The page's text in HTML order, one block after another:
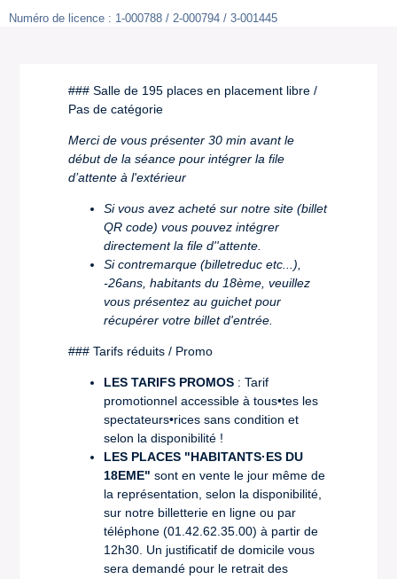
Numéro de licence : 1-000788 / 2-000794 / 3-001445
### Salle de 195 places en placement libre /
Pas de catégorie
Merci de vous présenter 30 min avant le
début de la séance pour intégrer la file
d’attente à l'extérieur
Si vous avez acheté sur notre site (billet
QR code) vous pouvez intégrer
directement la file d''attente.
Si contremarque (billetreduc etc...),
-26ans, habitants du 18ème, veuillez
vous présentez au guichet pour
récupérer votre billet d'entrée.
### Tarifs réduits / Promo
LES TARIFS PROMOS : Tarif
promotionnel accessible à tous•tes les
spectateurs•rices sans condition et
selon la disponibilité !
LES PLACES "HABITANTS·ES DU
18EME" sont en vente le jour même de
la représentation, selon la disponibilité,
sur notre billetterie en ligne ou par
téléphone (01.42.62.35.00) à partir de
12h30. Un justificatif de domicile vous
sera demandé pour le retrait des